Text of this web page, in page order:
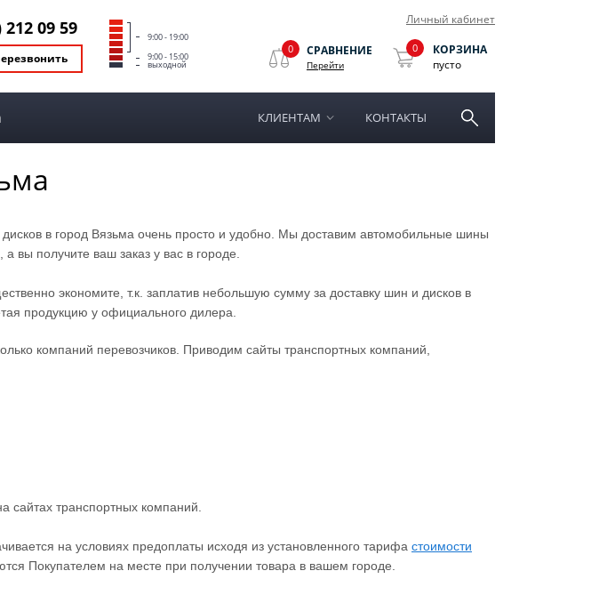
Личный кабинет
212 09 59
9:00 - 19:00
9:00 - 15:00
выходной
0 СРАВНЕНИЕ
Перейти
0
КОРЗИНА
пусто
КЛИЕНТАМ КОНТАКТЫ
в город Вязьма очень просто и удобно. Мы доставим автомобильные шины
вы получите ваш заказ у вас в городе.
экономите, т.к. заплатив небольшую сумму за доставку шин и дисков в
продукцию у официального дилера.
компаний перевозчиков. Приводим сайты транспортных компаний,
сайтах транспортных компаний.
на условиях предоплаты исходя из установленного тарифа стоимости
Покупателем на месте при получении товара в вашем городе.